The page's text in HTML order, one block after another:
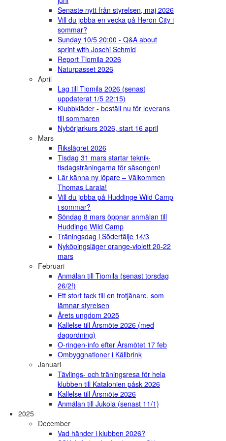
Senaste nytt från styrelsen, maj 2026
Vill du jobba en vecka på Heron City i
sommar?
Sunday 10/5 20:00 - Q&A about
sprint with Joschi Schmid
Report Tiomila 2026
Naturpasset 2026
April
Lag till Tiomila 2026 (senast
uppdaterat 1/5 22:15)
Klubbkläder - beställ nu för leverans
till sommaren
Nybörjarkurs 2026, start 16 april
Mars
Rikslägret 2026
Tisdag 31 mars startar teknik-
tisdagsträningarna för säsongen!
Lär känna ny löpare – Välkommen
Thomas Laraia!
Vill du jobba på Huddinge Wild Camp
i sommar?
Söndag 8 mars öppnar anmälan till
Huddinge Wild Camp
Träningsdag i Södertälje 14/3
Nyköpingsläger orange-violett 20-22
mars
Februari
Anmälan till Tiomila (senast torsdag
26/2!)
Ett stort tack till en trotjänare, som
lämnar styrelsen
Årets ungdom 2025
Kallelse till Årsmöte 2026 (med
dagordning)
O-ringen-info efter Årsmötet 17 feb
Ombyggnationer i Källbrink
Januari
Tävlings- och träningsresa för hela
klubben till Katalonien påsk 2026
Kallelse till Årsmöte 2026
Anmälan till Jukola (senast 11/1)
2025
December
Vad händer i klubben 2026?